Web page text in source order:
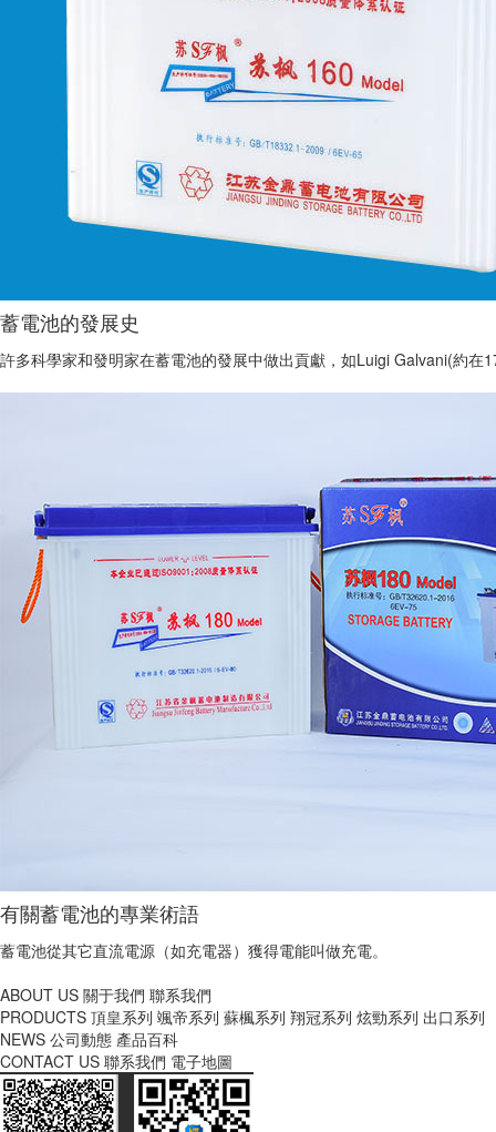
蓄電池的發展史
許多科學家和發明家在蓄電池的發展中做出貢獻，如Luigi Galvani(約
有關蓄電池的專業術語
蓄電池從其它直流電源（如充電器）獲得電能叫做充電。
ABOUT US 關于我們 聯系我們
PRODUCTS 頂皇系列 颯帝系列 蘇楓系列 翔冠系列 炫勁系列 出口系列
NEWS 公司動態 產品百科
CONTACT US 聯系我們 電子地圖